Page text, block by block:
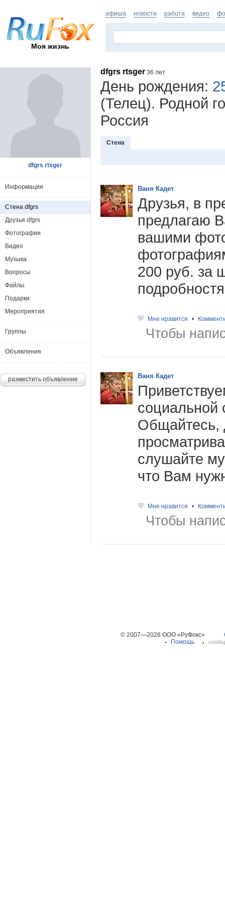
Моя жизнь
афиша новости работа видео
dfgrs rtsger 36 лет
День рождения:
(Телец). Родной
Россия
Стена
Ваня Кадет
Друзья, в
предлагаю
вашими
200 руб. за
Мне нравится •
Чтобы
Ваня Кадет
Общайтесь,
слушайте
что Вам
Мне нравится •
Чтобы
dfgrs rtsger
Информация
Стена dfgrs
Друзья dfgrs
Фотографии
Видео
Музыка
Вопросы
Файлы
Подарки
Мероприятия
Группы
Объявления
разместить объявление
© 2007—2026 ООО «РуФокс»
Помощь